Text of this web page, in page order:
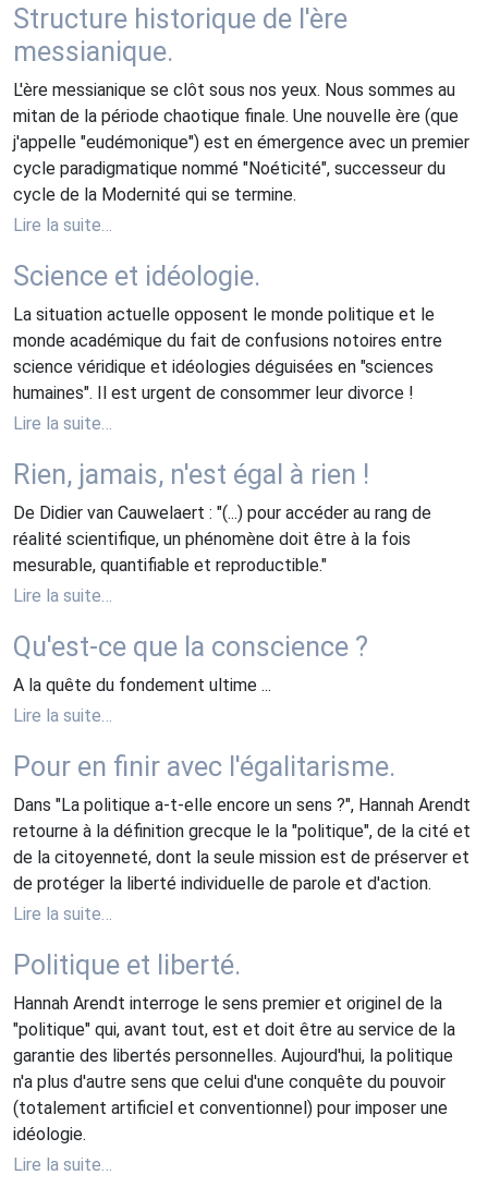
Structure historique de l'ère
messianique.
L'ère messianique se clôt sous nos yeux. Nous sommes au
mitan de la période chaotique finale. Une nouvelle ère (que
j'appelle "eudémonique") est en émergence avec un premier
cycle paradigmatique nommé "Noéticité", successeur du
cycle de la Modernité qui se termine.
Lire la suite…
Science et idéologie.
La situation actuelle opposent le monde politique et le
monde académique du fait de confusions notoires entre
science véridique et idéologies déguisées en "sciences
humaines". Il est urgent de consommer leur divorce !
Lire la suite…
Rien, jamais, n'est égal à rien !
De Didier van Cauwelaert : "(...) pour accéder au rang de
réalité scientifique, un phénomène doit être à la fois
mesurable, quantifiable et reproductible."
Lire la suite…
Qu'est-ce que la conscience ?
A la quête du fondement ultime ...
Lire la suite…
Pour en finir avec l'égalitarisme.
Dans "La politique a-t-elle encore un sens ?", Hannah Arendt
retourne à la définition grecque le la "politique", de la cité et
de la citoyenneté, dont la seule mission est de préserver et
de protéger la liberté individuelle de parole et d'action.
Lire la suite…
Politique et liberté.
Hannah Arendt interroge le sens premier et originel de la
"politique" qui, avant tout, est et doit être au service de la
garantie des libertés personnelles. Aujourd'hui, la politique
n'a plus d'autre sens que celui d'une conquête du pouvoir
(totalement artificiel et conventionnel) pour imposer une
idéologie.
Lire la suite…